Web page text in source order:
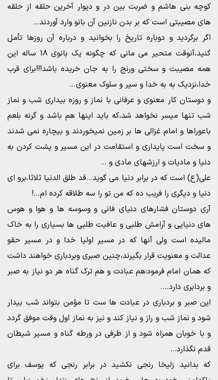
کوچه بنی هاشم و ضربت بین در و دیوار آخرین حلقه از حلقه
های مصیبتی است که بر بدن نازنین آن بانو وارد آوردند…
اگر برگردید و دوباره تاریخ را بخوانید و درباره آن روزها تأمل
کنید،آنوقت متحیر می مانی که چگونه یک بانوی 18 ساله این
همه مصیبت و سختی ورنج را به جان خریده باشد!!!برای قرب
خدا،نزدیک به به خدا و سیر و سلوک معنوی…
و دوستان کار معنوی و عرفانی با نماز و روزه بیداری شب و نماز
شب تنها میسر نخواهد شد،که باید اینها هم باشد و گرنه بلعم
باعوراها و امام غزالی ها بر زمین نمیخوردند و بیچاره نمی شدند
و سخت است پایداری و استقامت در این مسیر و پشت کردن به
دنیا و مادیات و ارزشهای مادی و …
علی(ع) است که در برابر دنیا می گوید…قد طلق الدنیا ثلاثا،برو ای
دنیا و دیگری را فریب ده که من تو را سه طلاقه کرده ام…!
آری دوستان فشارهای دنیای فانی و وسوسه ها و هوا و هوس
های دنیایی و آرامش طلبی و عافیت طلبی ها بسیاری را به خاک
مالیده است ولی آنها که در مسیر اولیا خدا و در مسیر حقو
عدالت و معنویت قرار بگیرند،چنین صبری وبردباری خواهند داشت
که همان امام فرمود:هم عبادت و هم ترک گناه هر دو نیاز به صبر
و بردابری دارد….
این صبر و بردباری در عبادت ها ست تا مؤمن بتواند شب بیدار
شود و نماز شب و راز و نیاز کند و نیز به نماز اول وقت موفق گردد
و با خوبان همراه شود و از طرفی در ورطه گناه و مسیر شیطان
قدم نگذارد…
که بدانید زلیخا رنجی نکشید در برابر رنجی که یوسف برای